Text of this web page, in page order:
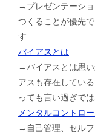
→プレゼンテーシ
つくることが優先
す
バイアスとは
→バイアスとは思
アスも存在してい
っても言い過ぎで
メンタルコントロ
→自己管理、セル